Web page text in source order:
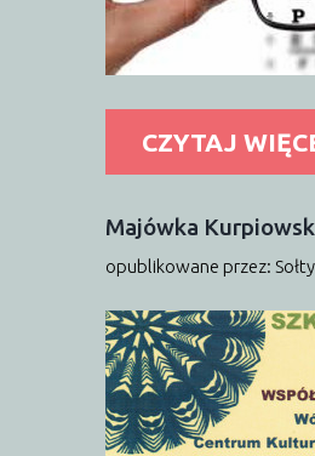
CZYTAJ
Majówka
opublikowane przez: